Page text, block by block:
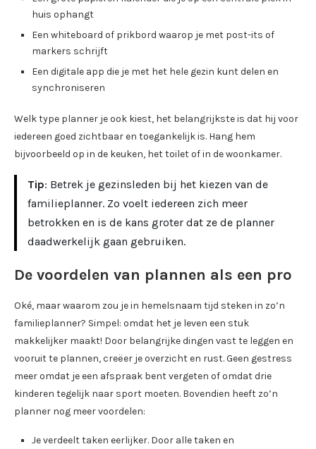
huis ophangt
Een whiteboard of prikbord waarop je met post-its of
markers schrijft
Een digitale app die je met het hele gezin kunt delen en
synchroniseren
Welk type planner je ook kiest, het belangrijkste is dat hij voor
iedereen goed zichtbaar en toegankelijk is. Hang hem
bijvoorbeeld op in de keuken, het toilet of in de woonkamer.
Tip: Betrek je gezinsleden bij het kiezen van de
familieplanner. Zo voelt iedereen zich meer
betrokken en is de kans groter dat ze de planner
daadwerkelijk gaan gebruiken.
De voordelen van plannen als een pro
Oké, maar waarom zou je in hemelsnaam tijd steken in zo’n
familieplanner? Simpel: omdat het je leven een stuk
makkelijker maakt! Door belangrijke dingen vast te leggen en
vooruit te plannen, creëer je overzicht en rust. Geen gestress
meer omdat je een afspraak bent vergeten of omdat drie
kinderen tegelijk naar sport moeten. Bovendien heeft zo’n
planner nog meer voordelen:
Je verdeelt taken eerlijker. Door alle taken en